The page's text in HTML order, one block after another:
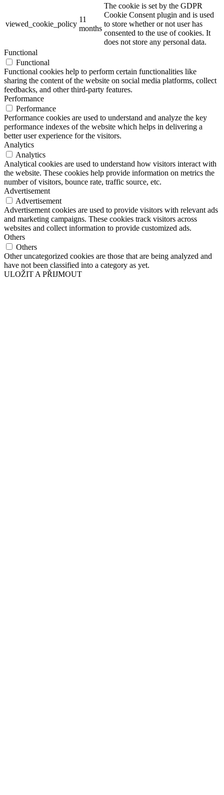
viewed_cookie_policy
11
months
The cookie is set by the GDPR
Cookie Consent plugin and is used
to store whether or not user has
consented to the use of cookies. It
does not store any personal data.
Functional
Functional
Functional cookies help to perform certain functionalities like
sharing the content of the website on social media platforms, collect
feedbacks, and other third-party features.
Performance
Performance
Performance cookies are used to understand and analyze the key
performance indexes of the website which helps in delivering a
better user experience for the visitors.
Analytics
Analytics
Analytical cookies are used to understand how visitors interact with
the website. These cookies help provide information on metrics the
number of visitors, bounce rate, traffic source, etc.
Advertisement
Advertisement
Advertisement cookies are used to provide visitors with relevant ads
and marketing campaigns. These cookies track visitors across
websites and collect information to provide customized ads.
Others
Others
Other uncategorized cookies are those that are being analyzed and
have not been classified into a category as yet.
ULOŽIT A PŘIJMOUT